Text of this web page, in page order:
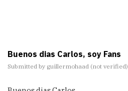
Buenos dias Carlos, soy Fans
Submitted by guillermohaad (not verified)